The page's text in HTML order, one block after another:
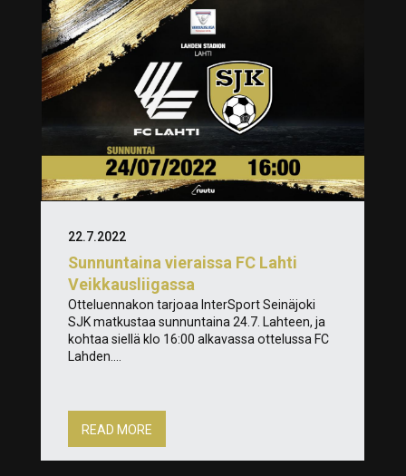
Sunnuntaina vieraissa FC Lahti
Veikkausliigassa
22.7.2022
Otteluennakon tarjoaa InterSport Seinäjoki
SJK matkustaa sunnuntaina 24.7. Lahteen, ja
kohtaa siellä klo 16:00 alkavassa ottelussa FC
Lahden....
READ MORE